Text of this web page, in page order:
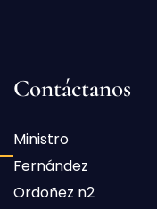
Contáctanos
Ministro
Fernández
Ordoñez n2